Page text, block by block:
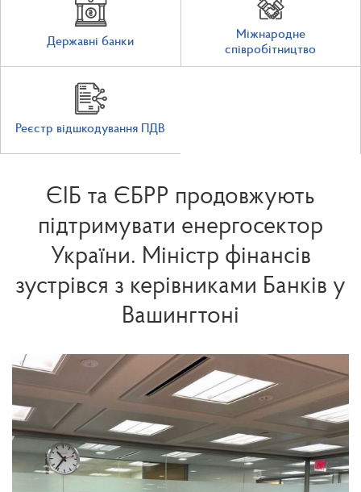
Державні банки
Міжнародне
співробітництво
Реєстр відшкодування ПДВ
ЄІБ та ЄБРР продовжують
підтримувати енергосектор
України. Міністр фінансів
зустрівся з керівниками Банків у
Вашингтоні